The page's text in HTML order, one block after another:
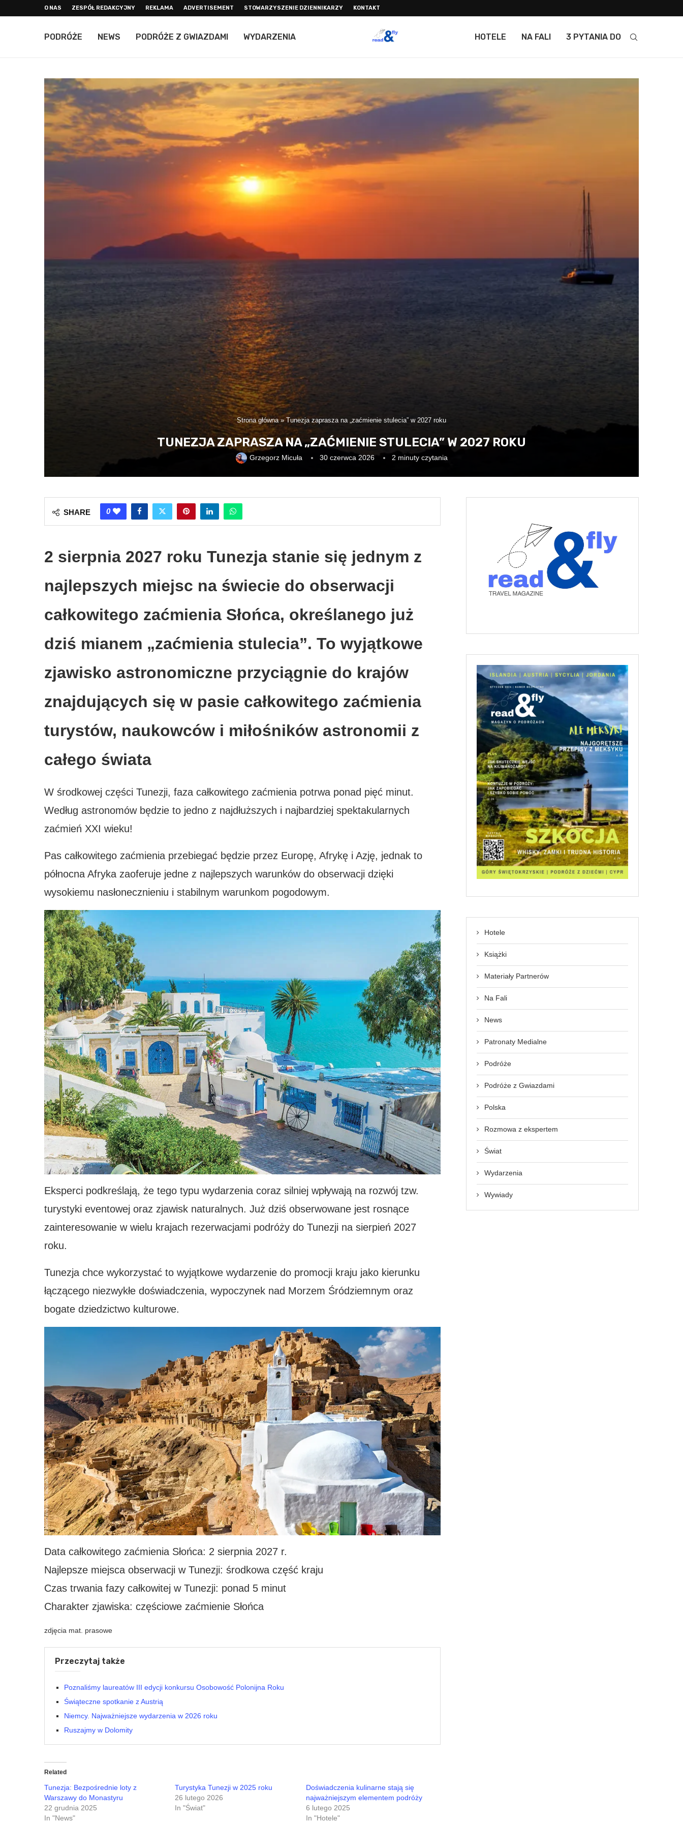
O NAS ZESPÓŁ REDAKCYJNY REKLAMA ADVERTISEMENT STOWARZYSZENIE DZIENNIKARZY KONTAKT
PODRÓŻE NEWS PODRÓŻE Z GWIAZDAMI WYDARZENIA HOTELE NA FALI 3 PYTANIA DO
Strona główna»Tunezja zaprasza na „zaćmienie stulecia” w 2027 roku
TUNEZJA ZAPRASZA NA „ZAĆMIENIE STULECIA” W 2027 ROKU
Grzegorz Micuła 30 czerwca 2026 2 minuty czytania
SHARE 0
2 sierpnia 2027 roku Tunezja stanie się jednym z
najlepszych miejsc na świecie do obserwacji
całkowitego zaćmienia Słońca, określanego już
dziś mianem „zaćmienia stulecia”. To wyjątkowe
zjawisko astronomiczne przyciągnie do krajów
znajdujących się w pasie całkowitego zaćmienia
turystów, naukowców i miłośników astronomii z
całego świata
W środkowej części Tunezji, faza całkowitego zaćmienia potrwa ponad pięć minut.
Według astronomów będzie to jedno z najdłuższych i najbardziej spektakularnych
zaćmień XXI wieku!
Pas całkowitego zaćmienia przebiegać będzie przez Europę, Afrykę i Azję, jednak to
północna Afryka zaoferuje jedne z najlepszych warunków do obserwacji dzięki
wysokiemu nasłonecznieniu i stabilnym warunkom pogodowym.
Eksperci podkreślają, że tego typu wydarzenia coraz silniej wpływają na rozwój tzw.
turystyki eventowej oraz zjawisk naturalnych. Już dziś obserwowane jest rosnące
zainteresowanie w wielu krajach rezerwacjami podróży do Tunezji na sierpień 2027
roku.
Tunezja chce wykorzystać to wyjątkowe wydarzenie do promocji kraju jako kierunku
łączącego niezwykłe doświadczenia, wypoczynek nad Morzem Śródziemnym oraz
bogate dziedzictwo kulturowe.
Data całkowitego zaćmienia Słońca: 2 sierpnia 2027 r.
Najlepsze miejsca obserwacji w Tunezji: środkowa część kraju
Czas trwania fazy całkowitej w Tunezji: ponad 5 minut
Charakter zjawiska: częściowe zaćmienie Słońca
zdjęcia mat. prasowe
Przeczytaj także
Poznaliśmy laureatów III edycji konkursu Osobowość Polonijna Roku
Świąteczne spotkanie z Austrią
Niemcy. Najważniejsze wydarzenia w 2026 roku
Ruszajmy w Dolomity
Related
Tunezja: Bezpośrednie loty z
Warszawy do Monastyru
22 grudnia 2025
In "News"
Turystyka Tunezji w 2025 roku
26 lutego 2026
In "Świat"
Doświadczenia kulinarne stają się
najważniejszym elementem podróży
6 lutego 2025
In "Hotele"
Hotele
Książki
Materiały Partnerów
Na Fali
News
Patronaty Medialne
Podróże
Podróże z Gwiazdami
Polska
Rozmowa z ekspertem
Świat
Wydarzenia
Wywiady